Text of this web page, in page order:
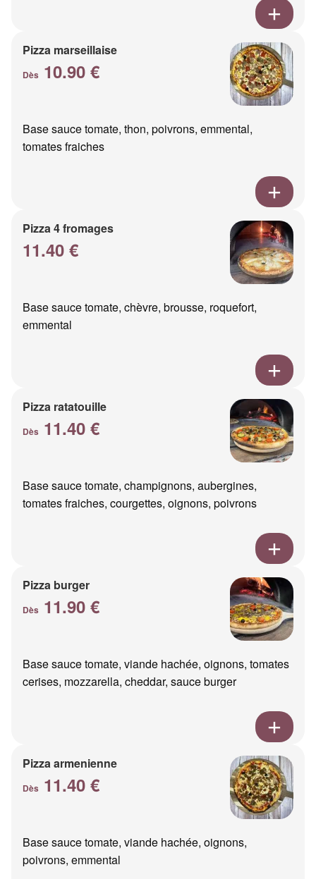
Pizza marseillaise
Dès 10.90 €
Base sauce tomate, thon, poivrons, emmental,
tomates fraiches
Pizza 4 fromages
11.40 €
Base sauce tomate, chèvre, brousse, roquefort,
emmental
Pizza ratatouille
Dès 11.40 €
Base sauce tomate, champignons, aubergines,
tomates fraiches, courgettes, oignons, poivrons
Pizza burger
Dès 11.90 €
Base sauce tomate, viande hachée, oignons, tomates
cerises, mozzarella, cheddar, sauce burger
Pizza armenienne
Dès 11.40 €
Base sauce tomate, viande hachée, oignons,
poivrons, emmental